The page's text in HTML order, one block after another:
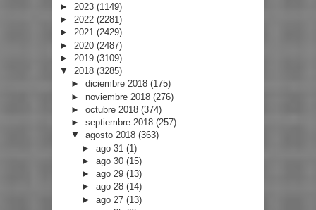
► 2023 (1149)
► 2022 (2281)
► 2021 (2429)
► 2020 (2487)
► 2019 (3109)
▼ 2018 (3285)
► diciembre 2018 (175)
► noviembre 2018 (276)
► octubre 2018 (374)
► septiembre 2018 (257)
▼ agosto 2018 (363)
►ago 31(1)
►ago 30(15)
►ago 29(13)
►ago 28(14)
►ago 27(13)